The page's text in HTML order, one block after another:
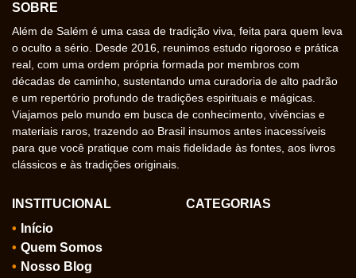
SOBRE
Além de Salém é uma casa de tradição viva, feita para quem leva
o oculto a sério. Desde 2016, reunimos estudo rigoroso e prática
real, com uma ordem própria formada por membros com
décadas de caminho, sustentando uma curadoria de alto padrão
e um repertório profundo de tradições espirituais e mágicas.
Viajamos pelo mundo em busca de conhecimento, vivências e
materiais raros, trazendo ao Brasil insumos antes inacessíveis
para que você pratique com mais fidelidade às fontes, aos livros
clássicos e às tradições originais.
INSTITUCIONAL
Início
Quem Somos
Nosso Blog
CATEGORIAS